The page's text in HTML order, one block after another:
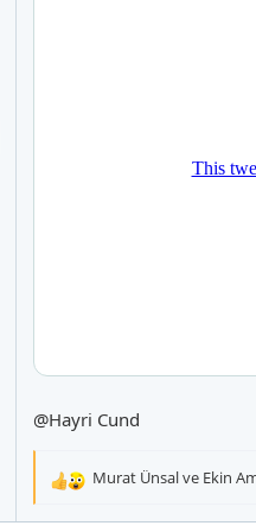
@Hayri Cund
T
Murat Ünsalve Ekin